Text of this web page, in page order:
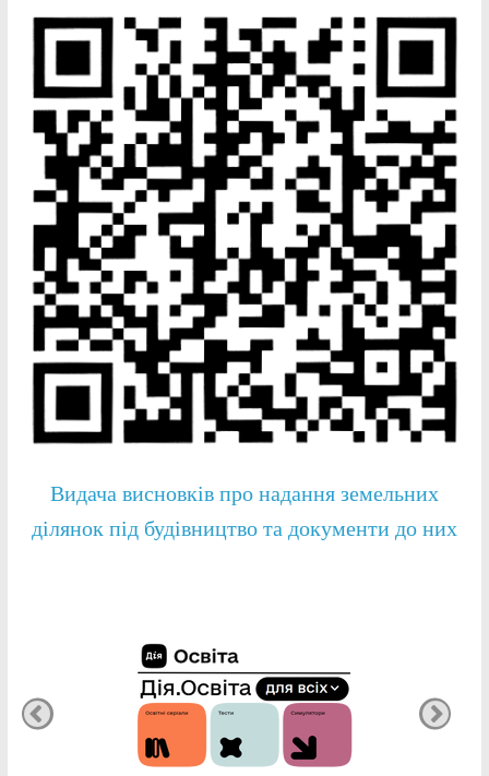
Видача висновків про надання земельних
ділянок під будівництво та документи до них